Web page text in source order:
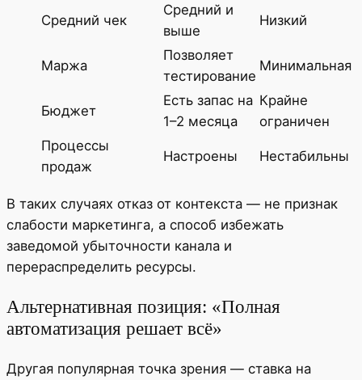
Средний чек
Средний и
выше
Низкий
Маржа
Позволяет
тестирование
Минимальная
Бюджет
Есть запас на
1–2 месяца
Крайне
ограничен
Процессы
продаж
Настроены Нестабильны
В таких случаях отказ от контекста — не признак
слабости маркетинга, а способ избежать
заведомой убыточности канала и
перераспределить ресурсы.
Альтернативная позиция: «Полная
автоматизация решает всё»
Другая популярная точка зрения — ставка на